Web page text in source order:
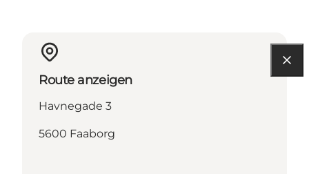
Route anzeigen
Havnegade 3
5600 Faaborg